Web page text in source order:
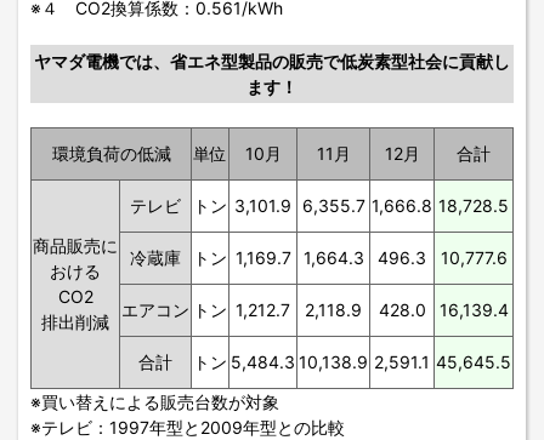
※４ CO2換算係数：0.561/kWh
ヤマダ電機では、省エネ型製品の販売で低炭素型社会に貢献し
ます！
環境負荷の低減 単位 10月 11月 12月 合計
商品販売に
おける
CO2
排出削減
テレビ トン 3,101.9 6,355.7 1,666.8 18,728.5
冷蔵庫 トン 1,169.7 1,664.3 496.3 10,777.6
エアコン トン 1,212.7 2,118.9 428.0 16,139.4
合計 トン 5,484.3 10,138.9 2,591.1 45,645.5
※買い替えによる販売台数が対象
※テレビ：1997年型と2009年型との比較